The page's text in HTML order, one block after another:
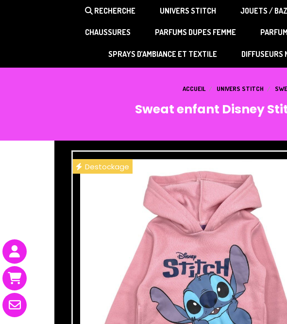
RECHERCHE UNIVERS STITCH JOUETS /
CHAUSSURES PARFUMS DUPES FEMME
SPRAYS D’AMBIANCE ET TEXTILE DIFFUSEURS
ACCUEIL UNIVERS STITCH
Sweat enfant Disney
Destockage